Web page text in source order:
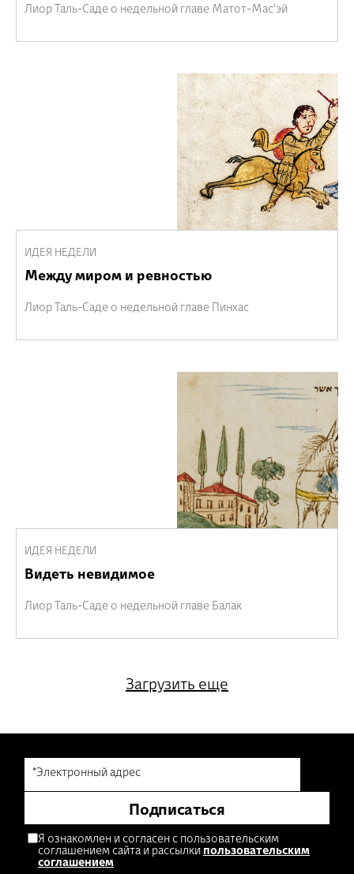
Лиор Таль-Саде о недельной главе Матот-Мас'эй
Между миром и ревностью
ИДЕЯ НЕДЕЛИ
Лиор Таль-Саде о недельной главе Пинхас
Видеть невидимое
ИДЕЯ НЕДЕЛИ
Лиор Таль-Саде о недельной главе Балак
Загрузить еще
*Электронный адрес
Подписаться
Я ознакомлен и согласен с пользовательским
соглашением сайта и рассылки пользовательским
соглашением